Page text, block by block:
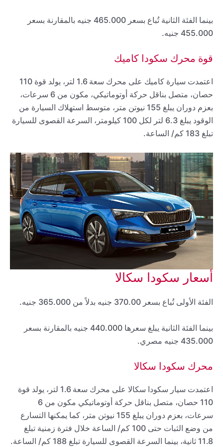
بينما الفئة الثانية تُباع بسعر 465.000 جنيه بالمقارنة بسعر
455.000 جنيه.
قوة محرك سكودا كاميك
اعتمدت سيارة كاميك على محرك سعة 1.6 لتر، يولد قوة 110
حصان، متصل بناقل حركة أوتوماتيكي، مكون من 6 سرعات،
بعزم دوران يبلغ 155 نيوتن متر، متوسط استهلاك السيارة من
الوقود يبلغ 6.3 لتر لكل 100 كيلومتر، السرعة القصوى للسيارة
تبلغ 183 كم/ الساعة.
أسعار سكودا سكالا
الفئة الأولى تُباع بسعر 370.00 جنيه بدلاً من 365.000 جنيه.
بينما الفئة الثانية يبلغ سعرها 440.000 جنيه بالمقارنة بسعر
435.000 جنيه مصري.
محرك سكودا سكالا
اعتمدت سيار سكودا سكالا على محرك سعة 1.6 لتر، يولد قوة
110 حصان، متصل بناقل حركة أوتوماتيكي مكون من 6
سرعات، بعزم دوران يبلغ 155 نيوتن متر، كما يمكنها التسارع
من وضع الثبات حتى 100 كم/ الساعة خلال فترة زمنية تبلغ
11.8 ثانية، بينما السرعة القصوى للسيارة تبلغ 188 كم/ الساعة.